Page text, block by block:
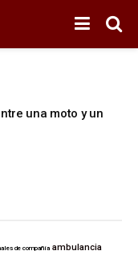
una moto y un
de compañía ambulancia